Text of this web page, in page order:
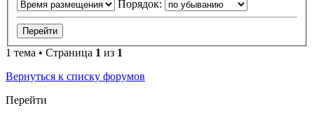
Порядок:
1 тема • Страница 1 из 1
Вернуться к списку форумов
Перейти